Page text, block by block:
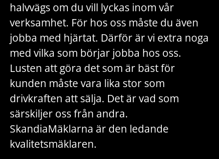
halvvägs om du vill lyckas inom vår
verksamhet. För hos oss måste du även
jobba med hjärtat. Därför är vi extra noga
med vilka som börjar jobba hos oss.
Lusten att göra det som är bäst för
kunden måste vara lika stor som
drivkraften att sälja. Det är vad som
särskiljer oss från andra.
SkandiaMäklarna är den ledande
kvalitetsmäklaren.